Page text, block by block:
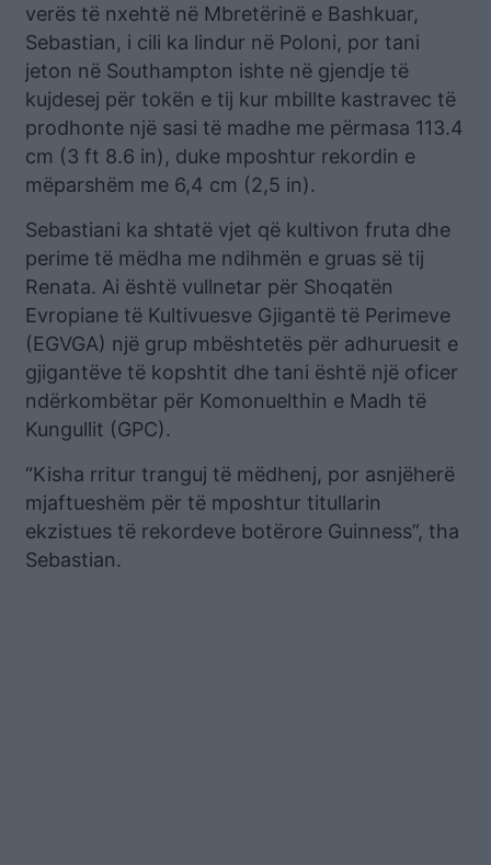
verës të nxehtë në Mbretërinë e Bashkuar,
Sebastian, i cili ka lindur në Poloni, por tani
jeton në Southampton ishte në gjendje të
kujdesej për tokën e tij kur mbillte kastravec të
prodhonte një sasi të madhe me përmasa 113.4
cm (3 ft 8.6 in), duke mposhtur rekordin e
mëparshëm me 6,4 cm (2,5 in).
Sebastiani ka shtatë vjet që kultivon fruta dhe
perime të mëdha me ndihmën e gruas së tij
Renata. Ai është vullnetar për Shoqatën
Evropiane të Kultivuesve Gjigantë të Perimeve
(EGVGA) një grup mbështetës për adhuruesit e
gjigantëve të kopshtit dhe tani është një oficer
ndërkombëtar për Komonuelthin e Madh të
Kungullit (GPC).
“Kisha rritur tranguj të mëdhenj, por asnjëherë
mjaftueshëm për të mposhtur titullarin
ekzistues të rekordeve botërore Guinness”, tha
Sebastian.